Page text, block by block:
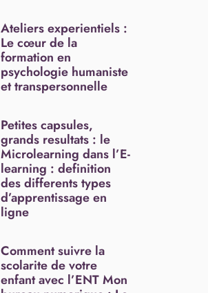
Ateliers experientiels :
Le cœur de la
formation en
psychologie humaniste
et transpersonnelle
Petites capsules,
grands resultats : le
Microlearning dans l’E-
learning : definition
des differents types
d’apprentissage en
ligne
Comment suivre la
scolarite de votre
enfant avec l’ENT Mon